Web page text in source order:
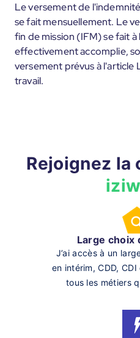
Le versement de
se fait mensuellement. Le
fin de mission (IFM) se fait
effectivement accomplie,
versement prévus à l'article
travail.
Rejoignez la
Large choix
J’ai accès à un
en intérim, CDD,
tous les métiers